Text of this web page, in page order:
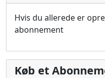
Hvis du allerede er
abonnement
Køb et